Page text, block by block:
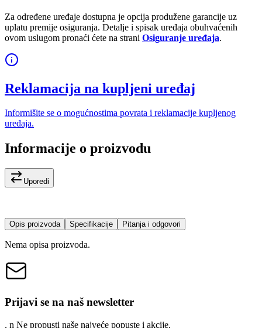
Za određene uređaje dostupna je opcija produžene garancije uz
uplatu premije osiguranja. Detalje i spisak uređaja obuhvaćenih
ovom uslugom pronaći ćete na strani Osiguranje uređaja.
Reklamacija na kupljeni uređaj
Informišite se o mogućnostima povrata i reklamacije kupljenog
uređaja.
Informacije o proizvodu
Uporedi
Opis proizvoda Specifikacije Pitanja i odgovori
Nema opisa proizvoda.
Prijavi se na naš newsletter
, n Ne propusti naše najveće popuste i akcije.